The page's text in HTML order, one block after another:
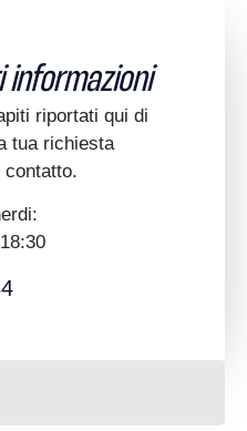
informazioni
riportati qui di
tua richiesta
contatto.